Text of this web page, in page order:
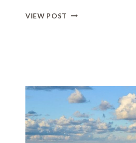
VIEW POST OPODO-
IN
DEUTSCHLAND